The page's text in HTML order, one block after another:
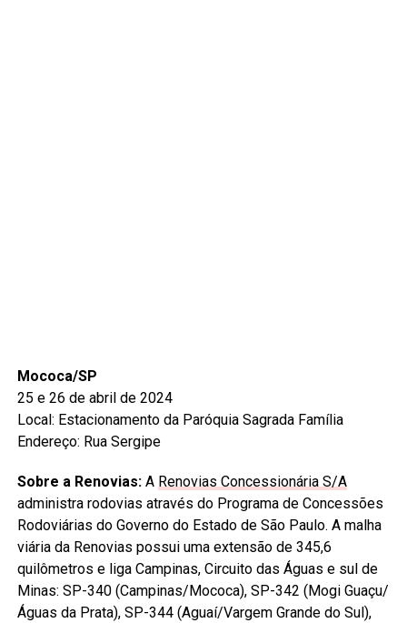
Mococa/SP
25 e 26 de abril de 2024
Local: Estacionamento da Paróquia Sagrada Família
Endereço: Rua Sergipe
Sobre a Renovias:A Renovias Concessionária S/A
administra rodovias através do Programa de Concessões
Rodoviárias do Governo do Estado de São Paulo. A malha
viária da Renovias possui uma extensão de 345,6
quilômetros e liga Campinas, Circuito das Águas e sul de
Minas: SP-340 (Campinas/Mococa), SP-342 (Mogi Guaçu/
Águas da Prata), SP-344 (Aguaí/Vargem Grande do Sul),